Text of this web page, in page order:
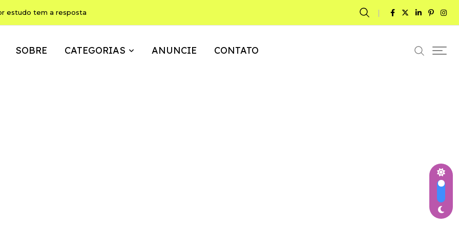
pode ser, ao mesmo tempo, memória, brincadeira e expressão
SOBRE CATEGORIAS ANUNCIE CONTATO